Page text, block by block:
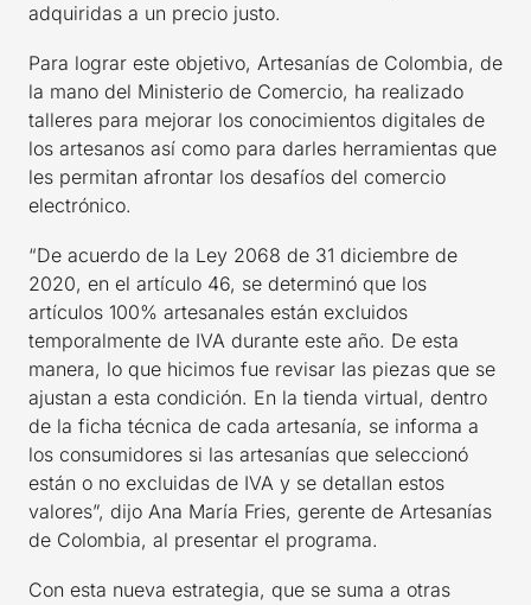
adquiridas a un precio justo.
Para lograr este objetivo, Artesanías de Colombia, de
la mano del Ministerio de Comercio, ha realizado
talleres para mejorar los conocimientos digitales de
los artesanos así como para darles herramientas que
les permitan afrontar los desafíos del comercio
electrónico.
“De acuerdo de la Ley 2068 de 31 diciembre de
2020, en el artículo 46, se determinó que los
artículos 100% artesanales están excluidos
temporalmente de IVA durante este año. De esta
manera, lo que hicimos fue revisar las piezas que se
ajustan a esta condición. En la tienda virtual, dentro
de la ficha técnica de cada artesanía, se informa a
los consumidores si las artesanías que seleccionó
están o no excluidas de IVA y se detallan estos
valores”, dijo Ana María Fries, gerente de Artesanías
de Colombia, al presentar el programa.
Con esta nueva estrategia, que se suma a otras